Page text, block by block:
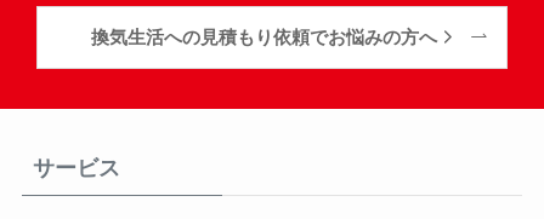
換気生活への見積もり依頼でお悩みの方へ
サービス